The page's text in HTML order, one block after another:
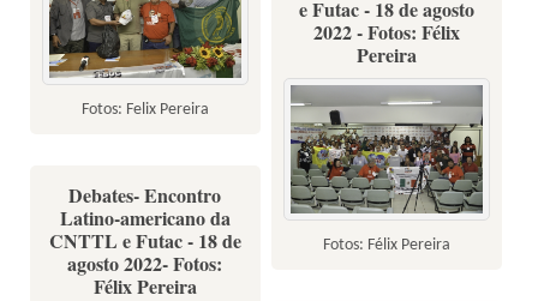
Fotos: Felix Pereira
e Futac - 18 de agosto
2022 - Fotos: Félix
Pereira
Fotos: Félix Pereira
Debates- Encontro
Latino-americano da
CNTTL e Futac - 18 de
agosto 2022- Fotos:
Félix Pereira